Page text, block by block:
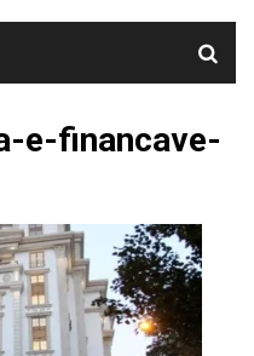
e-financave-